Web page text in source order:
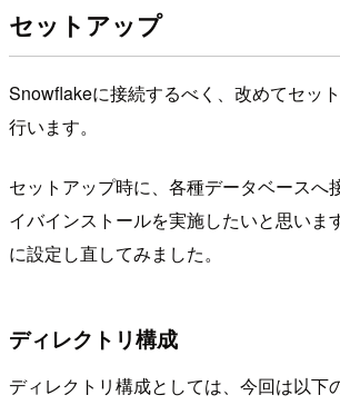
セットアップ
Snowflakeに接続するべく、改めてセッ
行います。
セットアップ時に、各種データベースへ
イバインストールを実施したいと思いま
に設定し直してみました。
ディレクトリ構成
ディレクトリ構成としては、今回は以下